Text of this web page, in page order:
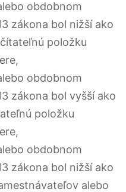
obdobnom
zákona bol nižší ako
položku
obdobnom
zákona bol vyšší ako
položku
obdobnom
zákona bol nižší ako
alebo